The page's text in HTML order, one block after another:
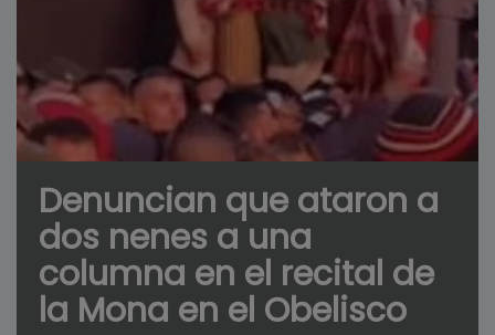
Denuncian que ataron a
dos nenes a una
columna en el recital de
la Mona en el Obelisco